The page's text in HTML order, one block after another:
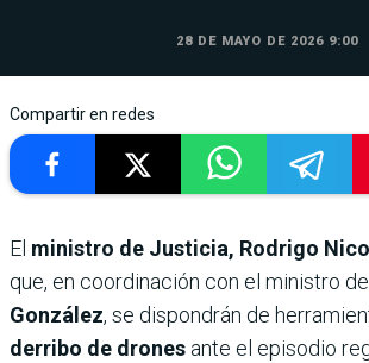
28 DE MAYO DE 2026 9:00
Compartir en redes
El ministro de Justicia, Rodrigo
que, en coordinación con el ministro
González, se dispondrán de
derribo de drones ante el episodio